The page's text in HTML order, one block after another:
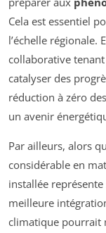
Cela est essentiel
l’échelle régionale.
collaborative
catalyser des
réduction à zéro des
un avenir
Par ailleurs, alors
considérable en
installée
meilleure
climatique pourrait